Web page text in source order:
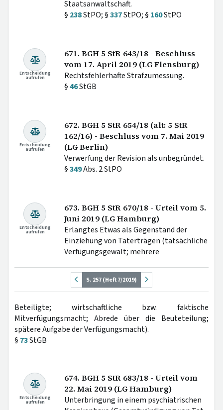
Staatsanwaltschaft.
§ 238StPO; §337StPO; § 160StPO
Entscheidung
aufrufen
671. BGH 5 StR 643/18 - Beschluss
vom 17. April 2019 (LG Flensburg)
Rechtsfehlerhafte Strafzumessung.
§46StGB
Entscheidung
aufrufen
672. BGH 5 StR 654/18 (alt: 5 StR
162/16) - Beschluss vom 7. Mai 2019
(LG Berlin)
Verwerfung der Revision als unbegründet.
§349Abs. 2 StPO
Entscheidung
aufrufen
673. BGH 5 StR 670/18 - Urteil vom 5.
Juni 2019 (LG Hamburg)
Erlangtes Etwas als Gegenstand der
Einziehung von Taterträgen (tatsächliche
Verfügungsgewalt; mehrere
S. 257 (Heft 7/2019)
Beteiligte; wirtschaftliche bzw. faktische
Mitverfügungsmacht; Abrede über die Beuteteilung;
spätere Aufgabe der Verfügungsmacht).
§ 73StGB
Entscheidung
aufrufen
674. BGH 5 StR 683/18 - Urteil vom
22. Mai 2019 (LG Hamburg)
Unterbringung in einem psychiatrischen